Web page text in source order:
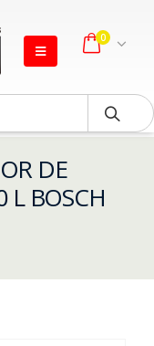
0
DE
L BOSCH